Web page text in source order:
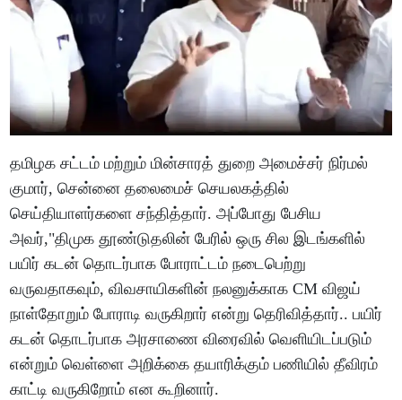
தமிழக சட்டம் மற்றும் மின்சாரத் துறை அமைச்சர் நிர்மல்
குமார், சென்னை தலைமைச் செயலகத்தில்
செய்தியாளர்களை சந்தித்தார். அப்போது பேசிய
அவர்,"திமுக தூண்டுதலின் பேரில் ஒரு சில இடங்களில்
பயிர் கடன் தொடர்பாக போராட்டம் நடைபெற்று
வருவதாகவும், விவசாயிகளின் நலனுக்காக CM விஜய்
நாள்தோறும் போராடி வருகிறார் என்று தெரிவித்தார்.. பயிர்
கடன் தொடர்பாக அரசாணை விரைவில் வெளியிடப்படும்
என்றும் வெள்ளை அறிக்கை தயாரிக்கும் பணியில் தீவிரம்
காட்டி வருகிறோம் என கூறினார்.